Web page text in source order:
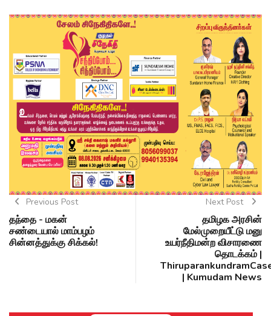
Previous Post
தந்தை - மகன்
சண்டையால் மாம்பழம்
சின்னத்துக்கு சிக்கல்!
Next Post
தமிழக அரசின்
மேல்முறையீட்டு மனு
உயர்நீதிமன்ற விசாரணை
தொடக்கம் |
| Kumudam News